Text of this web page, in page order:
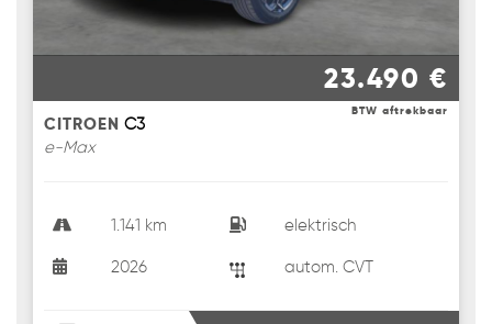
23.490 €
BTW aftrekbaar
CITROEN C3
e-Max
1.141 km elektrisch
2026 autom. CVT